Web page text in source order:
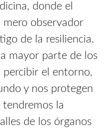
donde el
observador
de la resiliencia.
mayor parte de los
el entorno,
y nos protegen
la
de los órganos